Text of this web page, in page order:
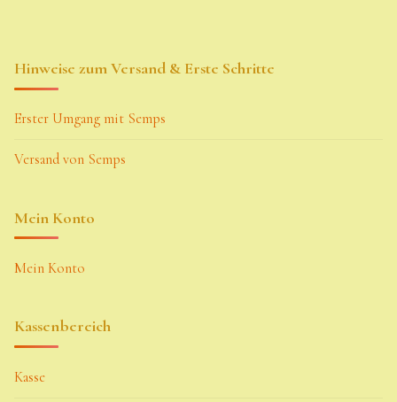
Hinweise zum Versand & Erste Schritte
Erster Umgang mit Semps
Versand von Semps
Mein Konto
Mein Konto
Kassenbereich
Kasse